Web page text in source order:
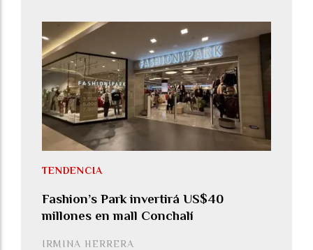
Fashion’s Park invertirá US$40
millones en mall Conchalí
IRMINA HERRERA
TENDENCIA